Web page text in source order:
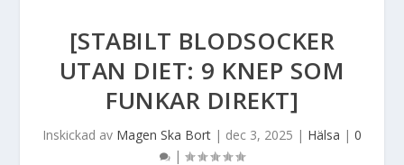
[STABILT BLODSOCKER
UTAN DIET: 9 KNEP SOM
FUNKAR DIREKT]
Inskickad av Magen Ska Bort | dec 3, 2025 | Hälsa | 0
|